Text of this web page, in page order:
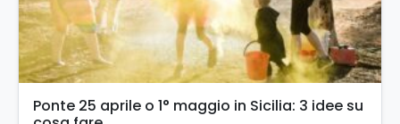
Turismo accessibile in Sicilia: un’esperienza